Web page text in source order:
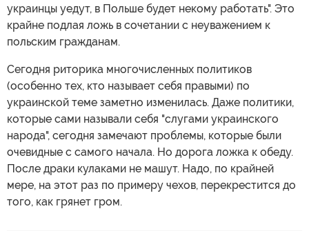
украинцы уедут, в Польше будет некому работать". Это
крайне подлая ложь в сочетании с неуважением к
польским гражданам.
Сегодня риторика многочисленных политиков
(особенно тех, кто называет себя правыми) по
украинской теме заметно изменилась. Даже политики,
которые сами называли себя "слугами украинского
народа", сегодня замечают проблемы, которые были
очевидные с самого начала. Но дорога ложка к обеду.
После драки кулаками не машут. Надо, по крайней
мере, на этот раз по примеру чехов, перекрестится до
того, как грянет гром.